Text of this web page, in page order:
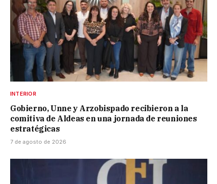
INTERIOR
Gobierno, Unne y Arzobispado recibieron a la
comitiva de Aldeas en una jornada de reuniones
estratégicas
7 de agosto de 2026